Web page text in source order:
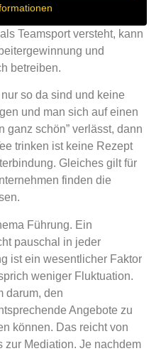
Teamsport versteht, kann
und
betreiben.
so da sind und keine
und man sich auf einen
ganz schön” verlässt, dann
trinken ist keine Rezept
Gleiches gilt für
finden die
Führung. Ein
pauschal in jeder
ist ein wesentlicher Faktor
weniger Fluktuation.
darum, den
Angebote zu
können. Das reicht von
zur Mediation. Je nachdem